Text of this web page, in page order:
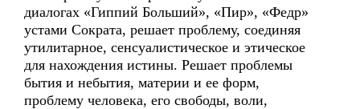
диалогах «Гиппий Больший», «Пир», «Федр»
устами Сократа, решает проблему, соединяя
утилитарное, сенсуалистическое и этическое
для нахождения истины. Решает проблемы
бытия и небытия, материи и ее форм,
проблему человека, его свободы, воли,